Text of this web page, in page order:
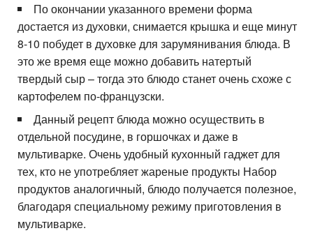
По окончании указанного времени форма
достается из духовки, снимается крышка и еще минут
8-10 побудет в духовке для зарумянивания блюда. В
это же время еще можно добавить натертый
твердый сыр – тогда это блюдо станет очень схоже с
картофелем по-французски.
Данный рецепт блюда можно осуществить в
отдельной посудине, в горшочках и даже в
мультиварке. Очень удобный кухонный гаджет для
тех, кто не употребляет жареные продукты Набор
продуктов аналогичный, блюдо получается полезное,
благодаря специальному режиму приготовления в
мультиварке.